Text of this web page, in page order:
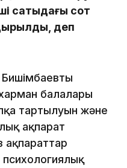
сатыдағы сот
деп
балалары
тартылуын және
ақпарат